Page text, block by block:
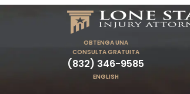
OBTENGA UNA
CONSULTA GRATUITA
(832) 346-9585
ENGLISH